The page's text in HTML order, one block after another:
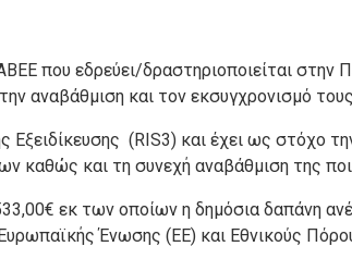
εδρεύει/δραστηριοποιείται στην
αναβάθμιση και τον εκσυγχρονισμό
Εξειδίκευσης (RIS3) και έχει ως στόχο
καθώς και τη συνεχή αναβάθμιση της
εκ των οποίων η δημόσια δαπάνη
Ένωσης (ΕΕ) και Εθνικούς